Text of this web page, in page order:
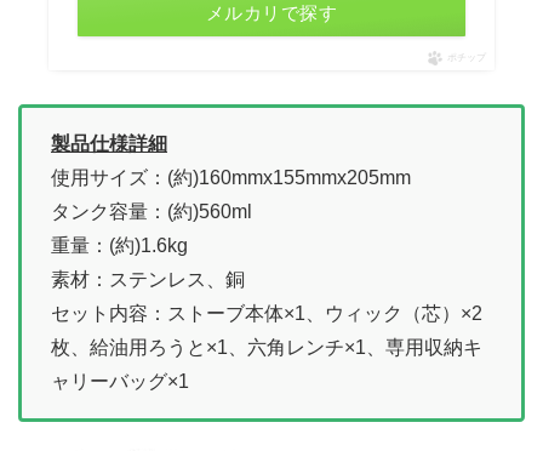
メルカリで探す
ポチップ
製品仕様詳細
使用サイズ：(約)160mmx155mmx205mm
タンク容量：(約)560ml
重量：(約)1.6kg
素材：ステンレス、銅
セット内容：ストーブ本体×1、ウィック（芯）×2
枚、給油用ろうと×1、六角レンチ×1、専用収納キ
ャリーバッグ×1